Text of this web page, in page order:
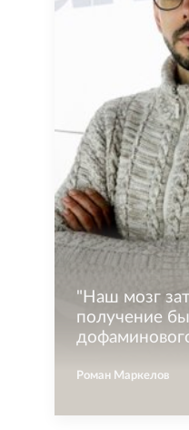
" Наш мозг
получение
Роман Маркелов